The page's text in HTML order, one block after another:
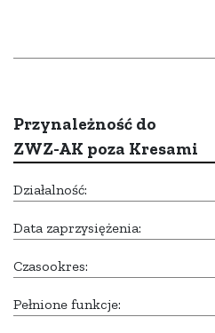
Przynależność do
ZWZ-AK poza Kresami
Działalność:
Data zaprzysiężenia:
Czasookres:
Pełnione funkcje: